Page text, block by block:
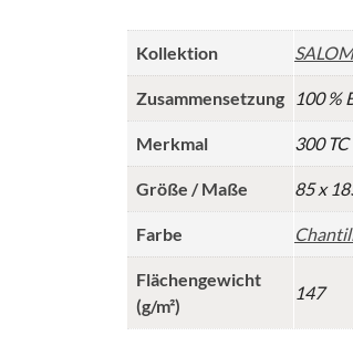
Kollektion
Zusammensetzung 100 %
Merkmal 300
Größe / Maße 85 x
Farbe
Flächengewicht
(g/m²)
147